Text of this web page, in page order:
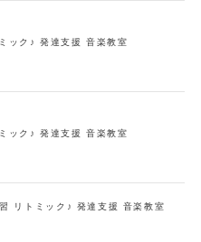
ック♪発達支援音楽教室
ック♪発達支援音楽教室
リトミック♪ 発達支援 音楽教室